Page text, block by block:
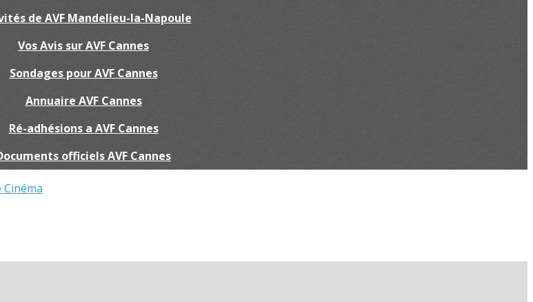
de AVF Mandelieu-la-Napoule
Vos Avis sur AVF Cannes
Sondages pour AVF Cannes
Annuaire AVF Cannes
Ré-adhésions a AVF Cannes
officiels AVF Cannes
Cinéma